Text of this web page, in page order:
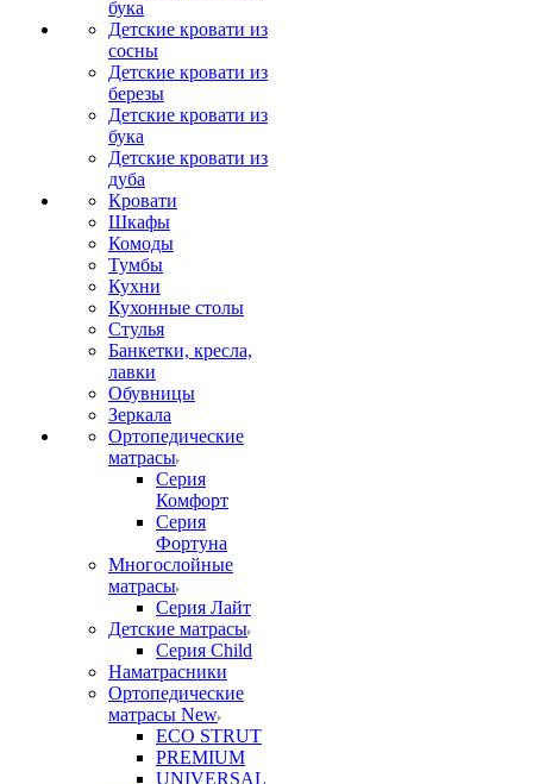
бука
Детские кровати из
сосны
Детские кровати из
березы
Детские кровати из
бука
Детские кровати из
дуба
Кровати
Шкафы
Комоды
Тумбы
Кухни
Кухонные столы
Стулья
Банкетки, кресла,
лавки
Обувницы
Зеркала
Ортопедические
матрасы
Серия
Комфорт
Серия
Фортуна
Многослойные
матрасы
Серия Лайт
Детские матрасы
Серия Child
Наматрасники
Ортопедические
матрасы New
ECO STRUT
PREMIUM
UNIVERSAL